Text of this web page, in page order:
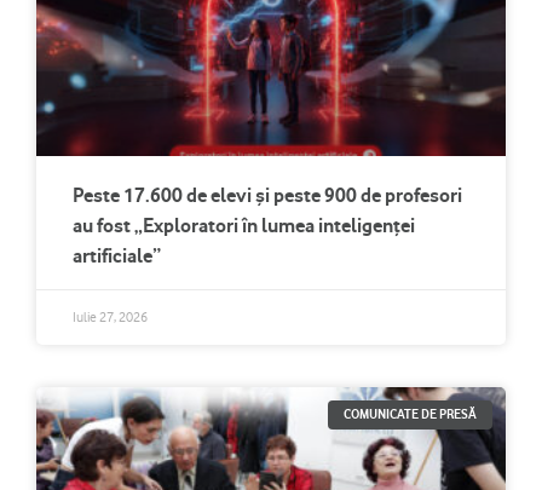
Peste 17.600 de elevi și peste 900 de profesori
au fost „Exploratori în lumea inteligenței
artificiale”
Iulie 27, 2026
COMUNICATE DE PRESĂ